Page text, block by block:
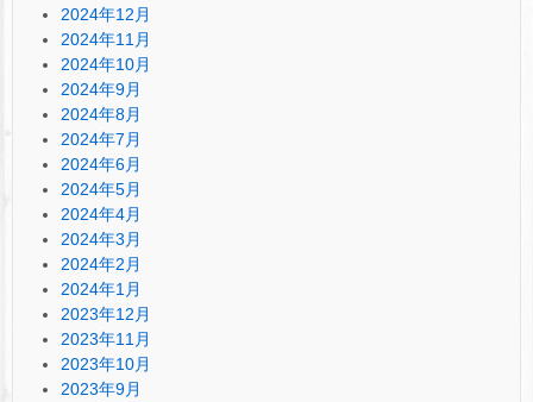
2024年12月
2024年11月
2024年10月
2024年9月
2024年8月
2024年7月
2024年6月
2024年5月
2024年4月
2024年3月
2024年2月
2024年1月
2023年12月
2023年11月
2023年10月
2023年9月